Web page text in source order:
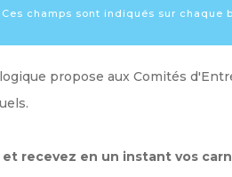
Ces champs sont indiqués sur chaque
propose aux Comités
et recevez en un instant vos